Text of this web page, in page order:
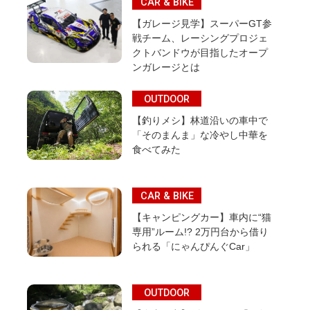
【ガレージ見学】スーパーGT参
戦チーム、レーシングプロジェ
クトバンドウが目指したオープ
ンガレージとは
OUTDOOR
【釣りメシ】林道沿いの車中で
「そのまんま」な冷やし中華を
食べてみた
CAR & BIKE
【キャンピングカー】車内に“猫
専用”ルーム!? 2万円台から借り
られる「にゃんぴんぐCar」
OUTDOOR